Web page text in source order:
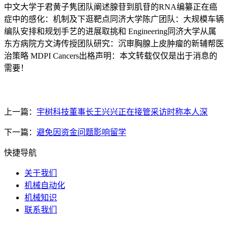
中文大学于君黄子隽团队阐述腺苷到肌苷的RNA编纂正在癌
症中的感化：机制及下逛靶点同济大学陈广团队：大规模车辆
编队安排和规划手艺的进展取挑和 Engineering同济大学从属
东方病院方文涛传授团队研究：沉审胸腺上皮肿瘤的新辅帮医
治策略 MDPI Cancers出格声明：本文转载仅仅是出于消息的
需要！
上一篇： 宇树科技董事长王兴兴正在接管采访时称本人深
下一篇： 避免因资金问题影响留学
快捷导航
关于我们
机械自动化
机械知识
联系我们